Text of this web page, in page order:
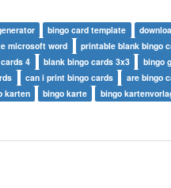
bingo card template
microsoft word printable blank bingo
4 blank bingo cards 3x3 bingo
can i print bingo cards are bingo
karten bingo karte bingo